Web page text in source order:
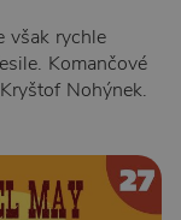
však rychle
Komančové
Nohýnek.